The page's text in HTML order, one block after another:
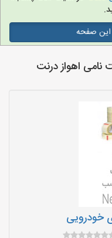
این صفحه
اهواز درنت
خودرویی